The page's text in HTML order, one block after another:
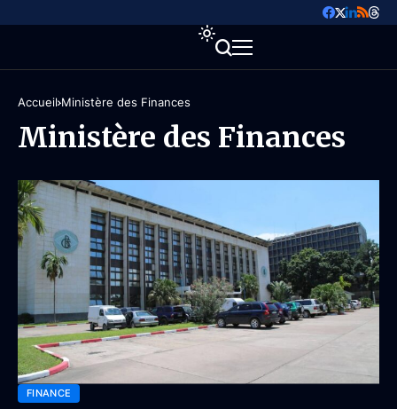
Accueil Ministère des Finances
Ministère des Finances
FINANCE